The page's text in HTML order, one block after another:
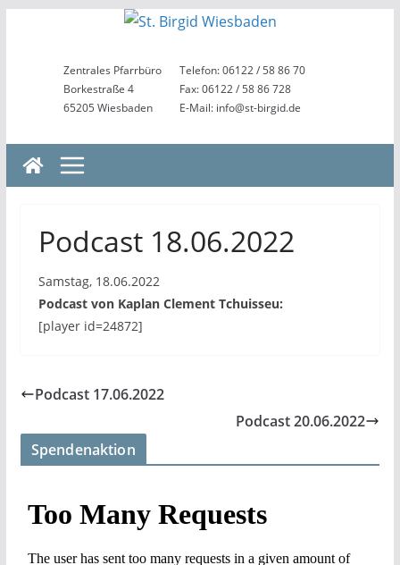
springenZentrales Pfarrbüro
Borkestraße 4
65205 Wiesbaden
Telefon: 06122 / 58 86 70
Fax: 06122 / 58 86 728
E-Mail: info@st-birgid.de
Podcast 18.06.2022
Samstag, 18.06.2022
Podcast von Kaplan Clement Tchuisseu:
[player id=24872]
Podcast 17.06.2022
Podcast 20.06.2022
Spendenaktion